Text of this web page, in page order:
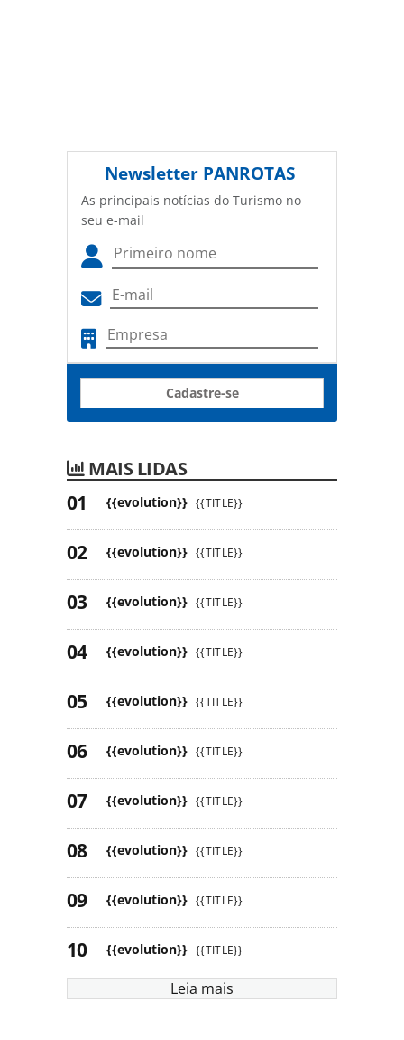
Newsletter PANROTAS
As principais notícias do Turismo no
seu e-mail
Cadastre-se
MAIS LIDAS
{{evolution}} {{TITLE}}
{{evolution}} {{TITLE}}
{{evolution}} {{TITLE}}
{{evolution}} {{TITLE}}
{{evolution}} {{TITLE}}
{{evolution}} {{TITLE}}
{{evolution}} {{TITLE}}
{{evolution}} {{TITLE}}
{{evolution}} {{TITLE}}
{{evolution}} {{TITLE}}
Leia mais